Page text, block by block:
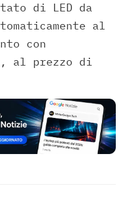
di LED da
al
con
al prezzo di